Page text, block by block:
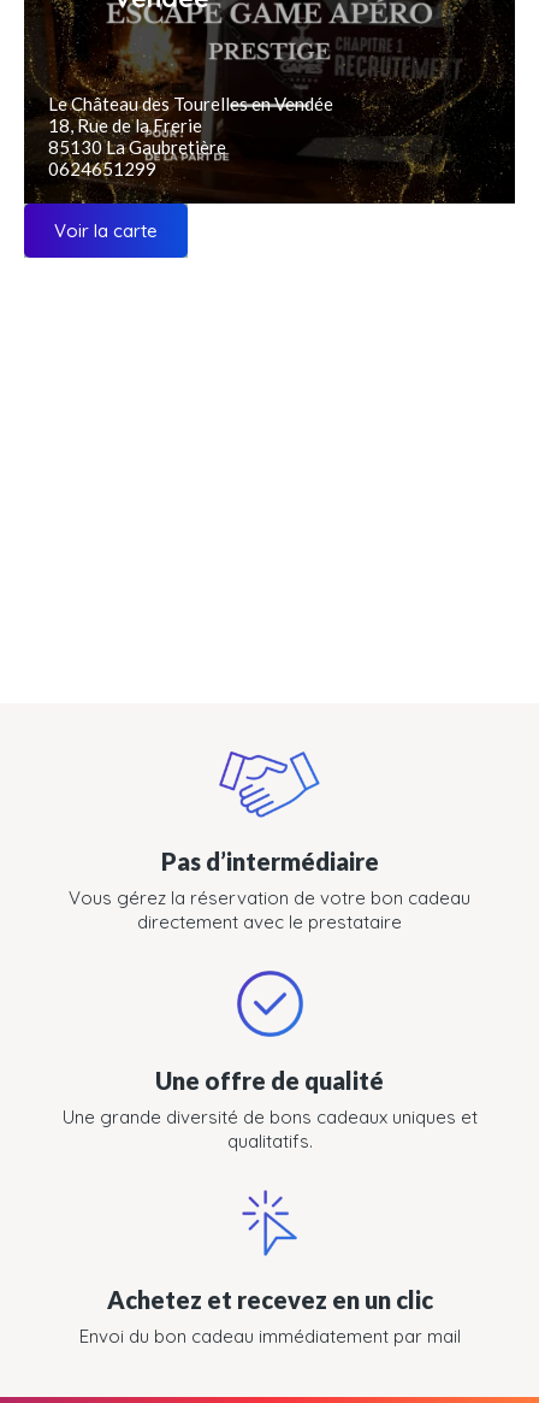
Le Château des Tourelles en Vendée
18, Rue de la Frerie
85130 La Gaubretière
0624651299
Voir la carte
Pas d’intermédiaire
Vous gérez la réservation de votre bon cadeau
directement avec le prestataire
Une offre de qualité
Une grande diversité de bons cadeaux uniques et
qualitatifs.
Achetez et recevez en un clic
Envoi du bon cadeau immédiatement par mail